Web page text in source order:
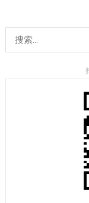
索：